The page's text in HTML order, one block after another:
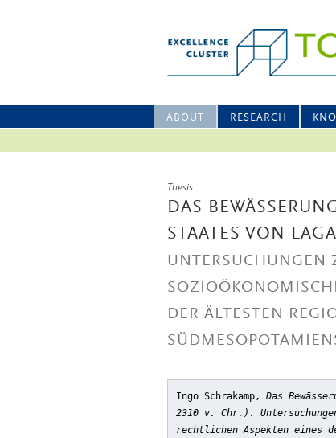
ABOUT RESEARCH
Thesis
DAS
STAATES VON
UNTERSUCHUNGEN
DER ÄLTESTEN
Ingo Schrakamp, Das
2310 v. Chr.).
rechtlichen Aspekten eines